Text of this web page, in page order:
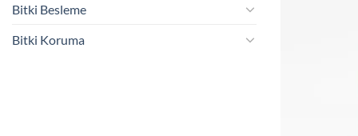
Bitki Besleme
Bitki Koruma